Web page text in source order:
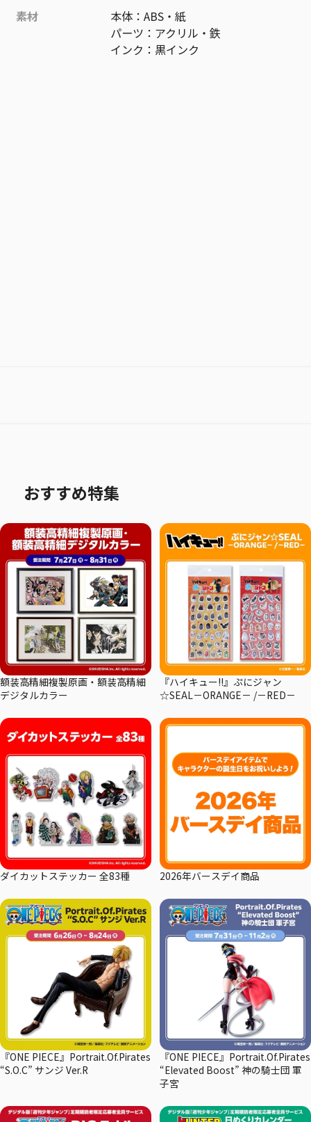
素材
本体：ABS・紙
パーツ：アクリル・鉄
インク：黒インク
おすすめ特集
額装高精細複製原画・額装高精細
デジタルカラー
『ハイキュー!!』ぷにジャン
☆SEAL－ORANGE－ /－RED－
ダイカットステッカー 全83種 2026年バースデイ商品
『ONE PIECE』Portrait.Of.Pirates
“S.O.C” サンジ Ver.R
『ONE PIECE』Portrait.Of.Pirates
“Elevated Boost” 神の騎士団 軍
子宮